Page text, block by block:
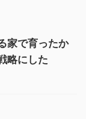
家で育ったか
略にした